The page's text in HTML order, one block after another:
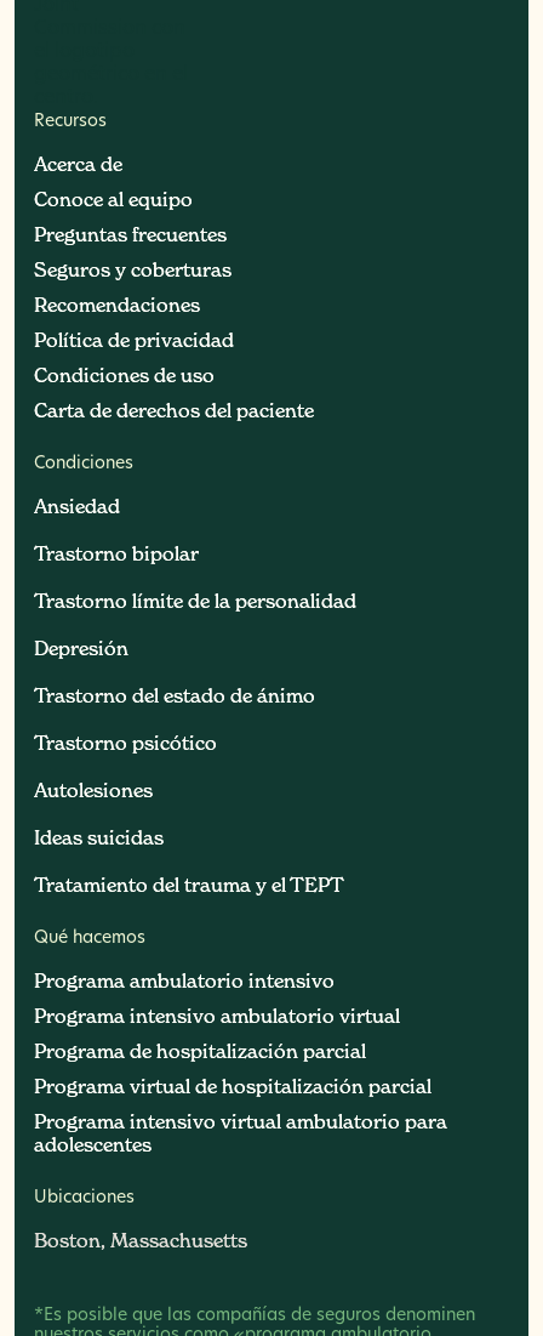
Recursos
Acerca de
Acerca de
Conoce al equipo
Conoce al equipo
Preguntas frecuentes
Preguntas frecuentes
Seguros y coberturas
Seguros y coberturas
Recomendaciones
Recomendaciones
Política de privacidad
Política de privacidad
Condiciones de uso
Condiciones de uso
Carta de derechos del paciente
Carta de derechos del paciente
Condiciones
Ansiedad
Ansiedad
Trastorno bipolar
Trastorno bipolar
Trastorno límite de la personalidad
Trastorno límite de la personalidad
Depresión
Depresión
Trastorno del estado de ánimo
Trastorno del estado de ánimo
Trastorno psicótico
Trastorno psicótico
Autolesiones
Autolesiones
Ideas suicidas
Ideas suicidas
Tratamiento del trauma y el TEPT
Tratamiento del trauma y el TEPT
Qué hacemos
Programa ambulatorio intensivo
Programa ambulatorio intensivo
Programa intensivo ambulatorio virtual
Programa intensivo ambulatorio virtual
Programa de hospitalización parcial
Programa de hospitalización parcial
Programa virtual de hospitalización parcial
Programa virtual de hospitalización parcial
Programa intensivo virtual ambulatorio para
adolescentes
Programa intensivo virtual ambulatorio para
adolescentes
Ubicaciones
Boston, Massachusetts
Boston, Massachusetts
*Es posible que las compañías de seguros denominen